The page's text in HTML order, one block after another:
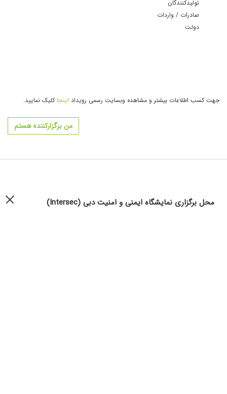
تولیدکنندگان
صادرات / واردات
دولت
جهت کسب اطلاعات بیشتر و مشاهده وبسایت رسمی رویداد اینجاکلیک نمایید.
من برگزارکننده هستم
محل برگزاری نمایشگاه ایمنی و امنیت دبی (Intersec)